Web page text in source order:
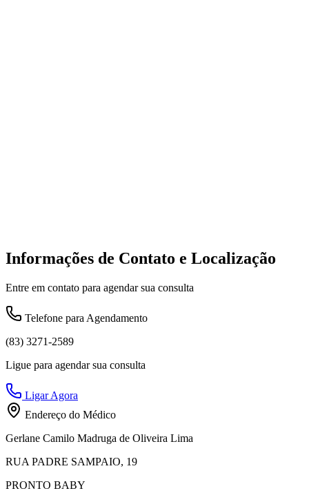
Informações de Contato e Localização
Entre em contato para agendar sua consulta
Telefone para Agendamento
(83) 3271-2589
Ligue para agendar sua consulta
Ligar Agora
Endereço do Médico
Gerlane Camilo Madruga de Oliveira Lima
RUA PADRE SAMPAIO, 19
PRONTO BABY